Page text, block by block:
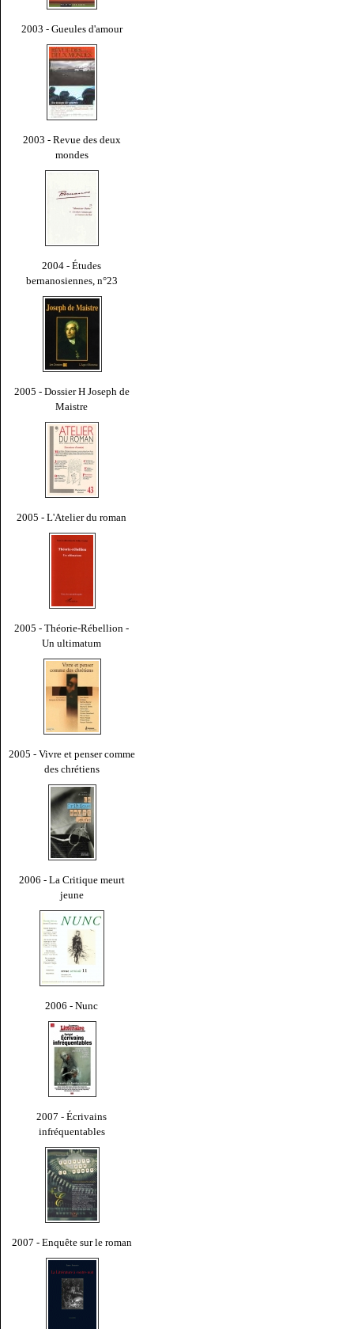
2003 - Gueules d'amour
2003 - Revue des deux
mondes
2004 - Études
bernanosiennes, n°23
2005 - Dossier H Joseph de
Maistre
2005 - L'Atelier du roman
2005 - Théorie-Rébellion -
Un ultimatum
2005 - Vivre et penser comme
des chrétiens
2006 - La Critique meurt
jeune
2006 - Nunc
2007 - Écrivains
infréquentables
2007 - Enquête sur le roman